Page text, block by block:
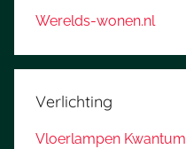
Werelds-wonen.nl
Verlichting
Vloerlampen Kwantum